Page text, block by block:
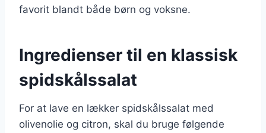
favorit blandt både børn og voksne.
Ingredienser til en klassisk
spidskålssalat
For at lave en lækker spidskålssalat med
olivenolie og citron, skal du bruge følgende